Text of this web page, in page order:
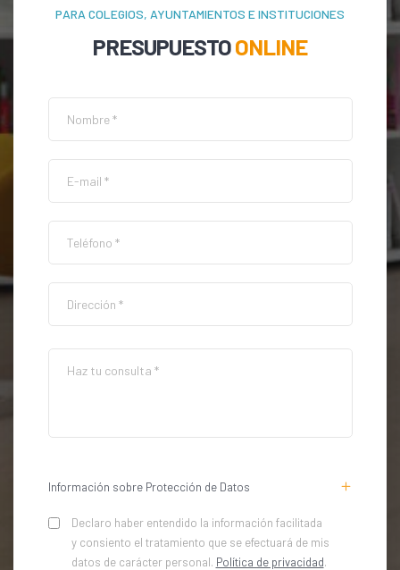
PARA COLEGIOS, AYUNTAMIENTOS E INSTITUCIONES
PRESUPUESTOONLINE
Información sobre Protección de Datos
Declaro haber entendido la información facilitada
y consiento el tratamiento que se efectuará de mis
datos de carácter personal. Política de privacidad.